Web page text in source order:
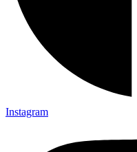
Instagram